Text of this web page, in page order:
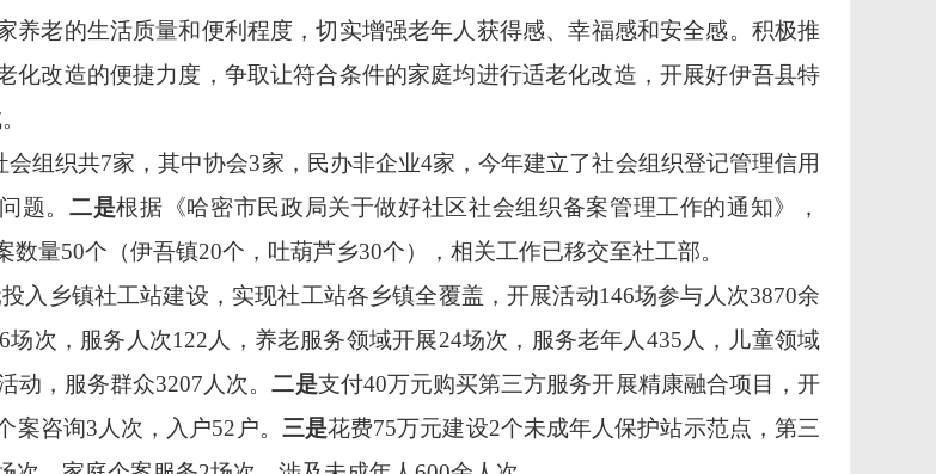
养老的生活质量和便利程度，切实增强老年人获得感、幸福感和安全感。积极推
改造的便捷力度，争取让符合条件的家庭均进行适老化改造， 开展好伊吾县特
。
会组织共7家，其中协会3家，民办非企业4家，今年建立了社会组织登记管理信用
题。二是根据《哈密市民政局关于做好社区社会组织备案管理工作的通知》，
量50个（伊吾镇20个，吐葫芦乡30个），相关工作已移交至社工部。
入乡镇社工站建设，实现社工站各乡镇全覆盖，开展活动146场参与人次3870余
场次，服务人次122 人，养老服务领域开展24场次，服务老年人 435 人，儿童领域
动，服务群众3207 人次。二是支付40万元购买第三方服务开展精康融合项目，开
咨询3人次，入户52户。 三是花费75万元建设2个未成年人保护站示范点，第三